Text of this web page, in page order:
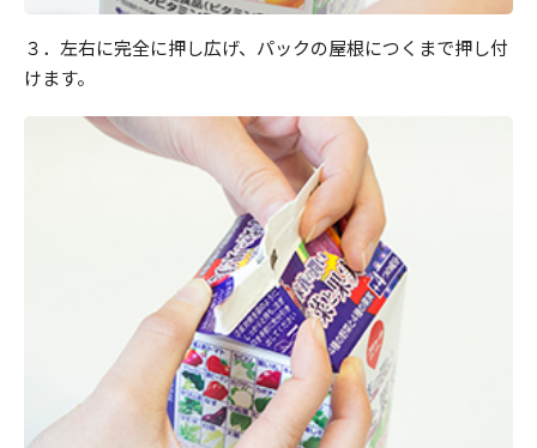
３．左右に完全に押し広げ、パックの屋根につくまで押し付
けます。